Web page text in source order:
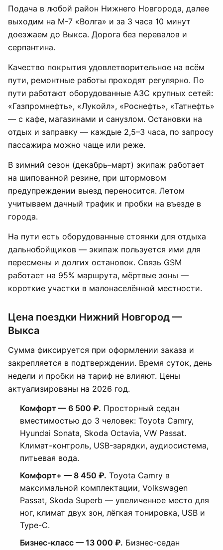
Подача в любой район Нижнего Новгорода, далее
выходим на М-7 «Волга» и за 3 часа 10 минут
доезжаем до Выкса. Дорога без перевалов и
серпантина.
Качество покрытия удовлетворительное на всём
пути, ремонтные работы проходят регулярно. По
пути работают оборудованные АЗС крупных сетей:
«Газпромнефть», «Лукойл», «Роснефть», «Татнефть»
— с кафе, магазинами и санузлом. Остановки на
отдых и заправку — каждые 2,5–3 часа, по запросу
пассажира можно чаще или реже.
В зимний сезон (декабрь–март) экипаж работает
на шипованной резине, при штормовом
предупреждении выезд переносится. Летом
учитываем дачный трафик и пробки на въезде в
города.
На пути есть оборудованные стоянки для отдыха
дальнобойщиков — экипаж пользуется ими для
пересмены и долгих остановок. Связь GSM
работает на 95% маршрута, мёртвые зоны —
короткие участки в малонаселённой местности.
Цена поездки Нижний Новгород —
Выкса
Сумма фиксируется при оформлении заказа и
закрепляется в подтверждении. Время суток, день
недели и пробки на тариф не влияют. Цены
актуализированы на 2026 год.
Комфорт — 6 500 ₽. Просторный седан
вместимостью до 3 человек: Toyota Camry,
Hyundai Sonata, Skoda Octavia, VW Passat.
Климат-контроль, USB-зарядки, аудиосистема,
питьевая вода.
Комфорт+ — 8 450 ₽. Toyota Camry в
максимальной комплектации, Volkswagen
Passat, Skoda Superb — увеличенное место для
ног, климат двух зон, лёгкая тонировка, USB и
Type-C.
Бизнес-класс — 13 000 ₽. Бизнес-седан